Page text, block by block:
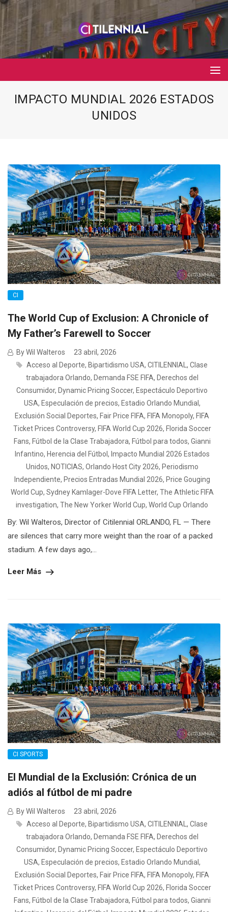
IMPACTO MUNDIAL 2026 ESTADOS
UNIDOS
CI
The World Cup of Exclusion: A Chronicle of
My Father’s Farewell to Soccer
By Wil Walteros
23 abril, 2026
Acceso al Deporte, Bipartidismo USA, CITILENNIAL , Clase
trabajadora Orlando, Demanda FSE FIFA, Derechos del
Consumidor, Dynamic Pricing Soccer, Espectáculo Deportivo
USA, Especulación de precios, Estadio Orlando Mundial ,
Exclusión Social Deportes, Fair Price FIFA, FIFA Monopoly, FIFA
Ticket Prices Controversy, FIFA World Cup 2026, Florida Soccer
Fans, Fútbol de la Clase Trabajadora, Fútbol para todos, Gianni
Infantino, Herencia del Fútbol , Impacto Mundial 2026 Estados
Unidos, NOTICIAS, Orlando Host City 2026, Periodismo
Independiente, Precios Entradas Mundial 2026, Price Gouging
World Cup, Sydney Kamlager-Dove FIFA Letter, The Athletic FIFA
investigation, The New Yorker World Cup, World Cup Orlando
By: Wil Walteros, Director of Citilennial ORLANDO, FL — There
are silences that carry more weight than the roar of a packed
stadium. A few days ago,...
Leer Más
CI SPORTS
El Mundial de la Exclusión: Crónica de un
adiós al fútbol de mi padre
By Wil Walteros
23 abril, 2026
Acceso al Deporte, Bipartidismo USA, CITILENNIAL, Clase
trabajadora Orlando, Demanda FSE FIFA, Derechos del
Consumidor, Dynamic Pricing Soccer, Espectáculo Deportivo
USA, Especulación de precios, Estadio Orlando Mundial,
Exclusión Social Deportes, Fair Price FIFA, FIFA Monopoly, FIFA
Ticket Prices Controversy, FIFA World Cup 2026, Florida Soccer
Fans, Fútbol de la Clase Trabajadora, Fútbol para todos, Gianni